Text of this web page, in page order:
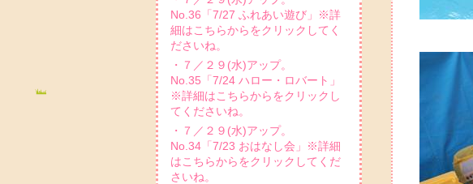
No.36「7/27 ふれあい遊び」※詳
細はこちらからをクリックしてく
ださいね。
・７／２９(水)アップ。
No.35「7/24 ハロー・ロバート」
※詳細はこちらからをクリックし
てくださいね。
・７／２９(水)アップ。
No.34「7/23 おはなし会」※詳細
はこちらからをクリックしてくだ
さいね。